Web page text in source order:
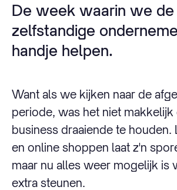
De week waarin we de
zelfstandige
handje helpen.
Want als we kijken naar de
periode, was het niet makkelijk
business draaiende te
en online shoppen laat z'n
maar nu alles weer mogelijk is
extra steunen.